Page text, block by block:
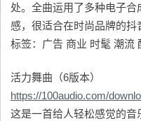
处。全曲运用了多种电子
感，很适合在时尚品牌的抖
标签：广告 商业 时髦 潮流
活力舞曲（6版本）
https://100audio.com/
这是一首给人轻松感觉的